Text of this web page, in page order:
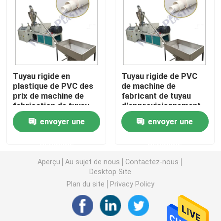
Machine d'extrudeuse de tuyau de PVC
Chaîne de production de tuyau de PPR
Machine d'extrudeuse de tuyau de PE
Machine ondulée d'extrudeuse de tuyau
Pp attachent la chaîne de production
Machine en plastique d'extrudeuse de feuille
Tuyau rigide en
plastique de PVC des
prix de machine de
fabrication de tuyau
de PVC faisant la
machineenvoyer une
Tuyau rigide de PVC
de machine de
fabricant de tuyau
d'approvisionnement
en eau de PVC de
tuyau faisant la
machine
envoyer une
Aperçu Au sujet de nous
Contactez-nous
Desktop Site
Plan du site
Privacy Policy